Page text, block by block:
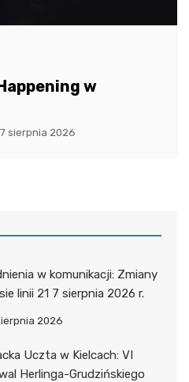
w
7 sierpnia 2026
w komunikacji: Zmiany
linii 21 7 sierpnia 2026 r.
2026
Uczta w Kielcach: VI
Herlinga-Grudzińskiego